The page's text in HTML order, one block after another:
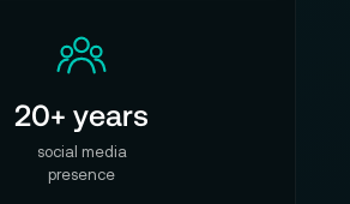
20+ years
social media
presence